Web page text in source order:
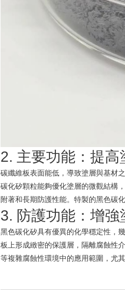
2. 主要功能：提
碳纖維板表面能低，導致塗層與基材
碳化矽顆粒能夠優化塗層的微觀結構
附著和長期防護性能。特製的黑色碳
3. 防護功能：增強
黑色碳化矽具有優異的化學穩定性，
板上形成緻密的保護層，隔離腐蝕性
等複雜腐蝕性環境中的應用範圍，尤